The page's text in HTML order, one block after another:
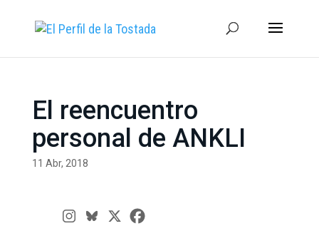
El reencuentro
personal de ANKLI
11 Abr, 2018